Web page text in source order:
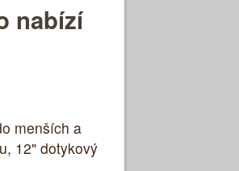
nabízí
menších a
12" dotykový